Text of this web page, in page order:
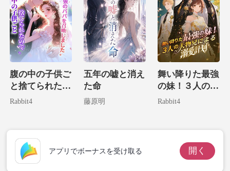
腹の中の子供ご
と捨てられたの
で、世界最強の
Rabbit4
五年の嘘と消え
た命
藤原明
舞い降りた最強
の妹！３人の大
物兄による溺愛
Rabbit4
アプリでボーナスを受け取る 開く